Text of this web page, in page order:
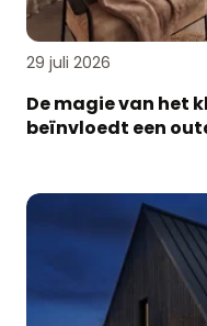
29 juli 2026
De magie van het
beïnvloedt een
je
interieur
Ken
Plissé®